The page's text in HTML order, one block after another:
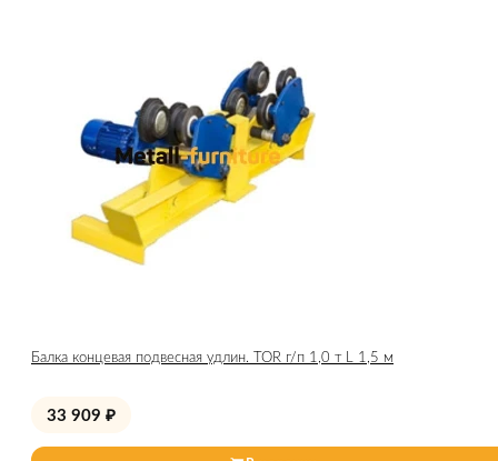
Балка концевая подвесная удлин. TOR г/п 1,0 т L 1,5 м
33 909 ₽